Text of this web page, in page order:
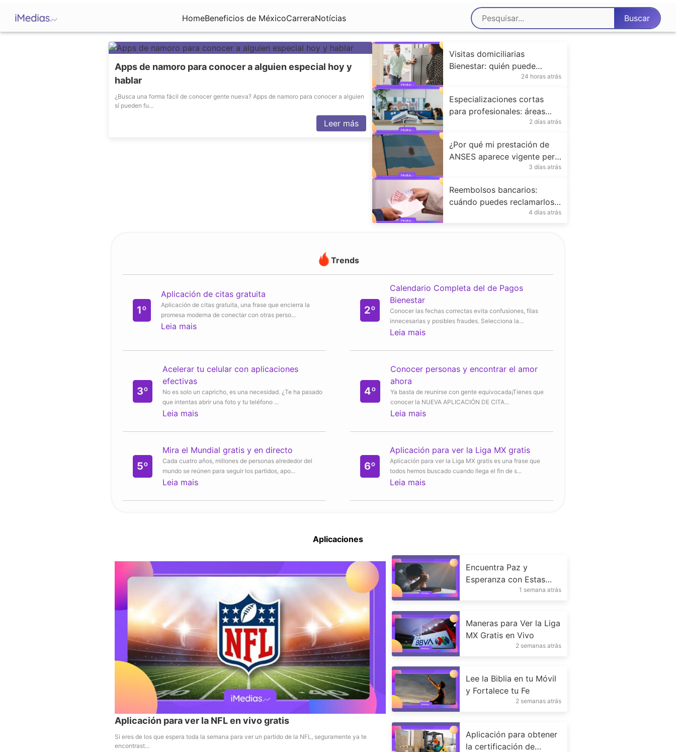
HomeBeneficios de MéxicoCarreraNotícias
Apps de namoro para conocer a alguien especial hoy y
hablar
¿Busca una forma fácil de conocer gente nueva? Apps de namoro para conocer a alguien
sí pueden fu...
Leer más
Visitas domiciliarias
Bienestar: quién puede
24 horas atrás
Especializaciones cortas
para profesionales: áreas
2 días atrás
¿Por qué mi prestación de
ANSES aparece vigente pero
3 días atrás
Reembolsos bancarios:
cuándo puedes reclamarlos
4 días atrás
Trends
1º
Aplicación de citas gratuita
Aplicación de citas gratuita, una frase que encierra la
promesa moderna de conectar con otras perso...
Leia mais
2º
Calendario Completa del de Pagos
Bienestar
Conocer las fechas correctas evita confusiones, filas
innecesarias y posibles fraudes. Selecciona la...
Leia mais
3º
Acelerar tu celular con aplicaciones
efectivas
No es solo un capricho, es una necesidad. ¿Te ha pasado
que intentas abrir una foto y tu teléfono ...
Leia mais
4º
Conocer personas y encontrar el amor
ahora
Ya basta de reunirse con gente equivocada¡Tienes que
conocer la NUEVA APLICACIÓN DE CITA...
Leia mais
5º
Mira el Mundial gratis y en directo
Cada cuatro años, millones de personas alrededor del
mundo se reúnen para seguir los partidos, apo...
Leia mais
6º
Aplicación para ver la Liga MX gratis
Aplicación para ver la Liga MX gratis es una frase que
todos hemos buscado cuando llega el fin de s...
Leia mais
Aplicaciones
Aplicación para ver la NFL en vivo gratis
Si eres de los que espera toda la semana para ver un partido de la NFL, seguramente ya te
encontrast...
Encuentra Paz y
Esperanza con Estas
Apps de Oración1 semana atrás
Maneras para Ver la Liga
MX Gratis en Vivo
2 semanas atrás
Lee la Biblia en tu Móvil
y Fortalece tu Fe
2 semanas atrás
Aplicación para obtener
la certificación de